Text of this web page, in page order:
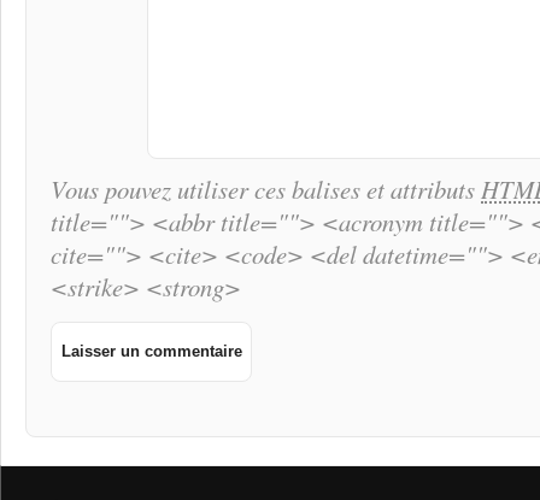
Vous pouvez utiliser ces balises et attributs
title=""> <abbr title=""> <acronym title="">
cite=""> <cite> <code> <del datetime="">
<strike> <strong>